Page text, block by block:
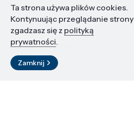
Informacje
Edukacja i kariera
Zasoby i materiały
Kontakt
Ta strona używa plików cookies.
Kontynuując przeglądanie strony
zgadzasz się z polityką
prywatności.
Zamknij